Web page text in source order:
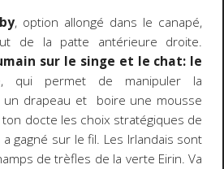
, option allongé dans le canapé,
de la patte antérieure droite.
sur le singe et le chat: le
, qui permet de manipuler la
un drapeau et boire une mousse
docte les choix stratégiques de
gagné sur le fil. Les Irlandais sont
de trèfles de la verte Eirin. Va